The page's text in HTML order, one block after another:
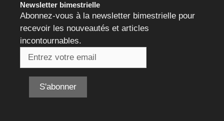
Newsletter bimestrielle
Abonnez-vous à la newsletter bimestrielle pour
recevoir les nouveautés et articles
incontournables.